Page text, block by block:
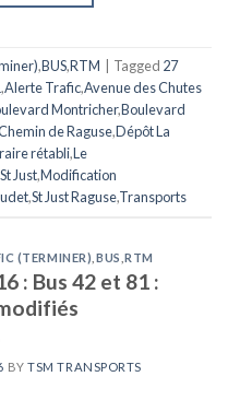
,BUS,RTM Tagged 27
,Alerte Trafic,Avenue des Chutes
Montricher,Boulevard
de Raguse,Dépôt La
rétabli,Le
Just,Modification
,St Just Raguse,Transports
(TERMINER) BUS ,RTM
: Bus 42 et 81 :
BYTSM TRANSPORTS